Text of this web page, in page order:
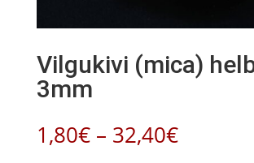
Vilgukivi (mica)
3mm
1,80€ – 32,40€
1,80€